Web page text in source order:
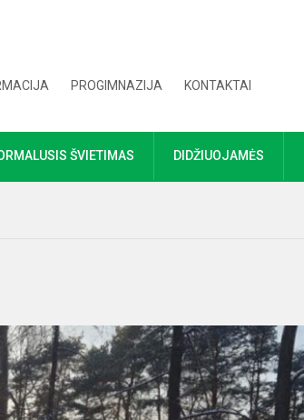
PROGIMNAZIJA KONTAKTAI
ŠVIETIMAS DIDŽIUOJAMĖS